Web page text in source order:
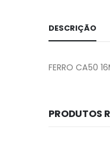
DESCRIÇÃO
FERRO CA50
PRODUTOS